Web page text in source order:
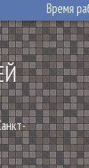
Время